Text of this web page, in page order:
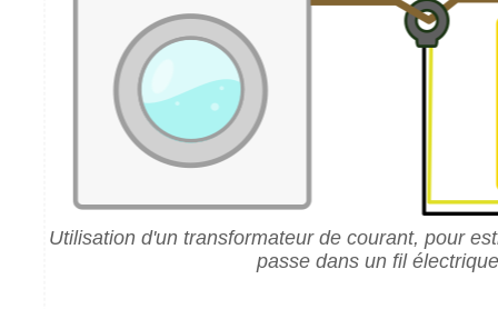
Utilisation d'un transformateur de courant, pour
passe dans un fil électrique